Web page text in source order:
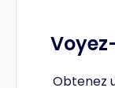
Obtenez